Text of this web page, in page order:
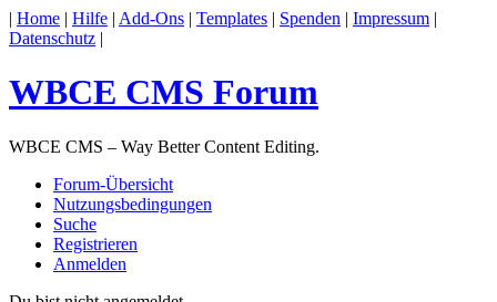
| Home | Hilfe | Add-Ons | Templates | Spenden | Impressum |
Datenschutz |
WBCE CMS Forum
WBCE CMS – Way Better Content Editing.
Forum-Übersicht
Nutzungsbedingungen
Suche
Registrieren
Anmelden